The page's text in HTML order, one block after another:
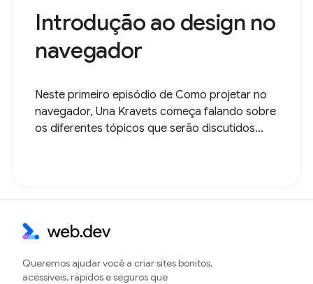
Introdução ao design no
navegador
Neste primeiro episódio de Como projetar no
navegador, Una Kravets começa falando sobre
os diferentes tópicos que serão discutidos...
Queremos ajudar você a criar sites bonitos,
acessíveis, rápidos e seguros que